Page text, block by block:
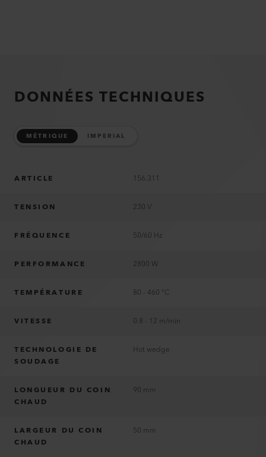
DONNÉES TECHNIQUES
MÉTRIQUE IMPERIAL
ARTICLE 156.311
TENSION 230 V
FRÉQUENCE 50/60 Hz
PERFORMANCE 2800 W
TEMPÉRATURE 80 - 460 °C
VITESSE 0.8 - 12 m/min
TECHNOLOGIE DE
SOUDAGE
Hot wedge
LONGUEUR DU COIN
CHAUD
90 mm
LARGEUR DU COIN
CHAUD
50 mm